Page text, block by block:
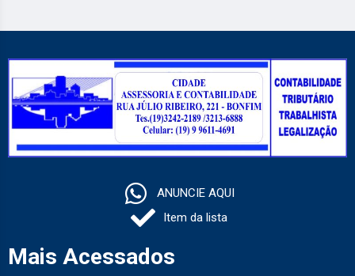
ANUNCIE AQUI
Item da lista
Mais Acessados